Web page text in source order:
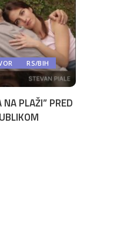
RS/BIH
PLAŽI” PRED